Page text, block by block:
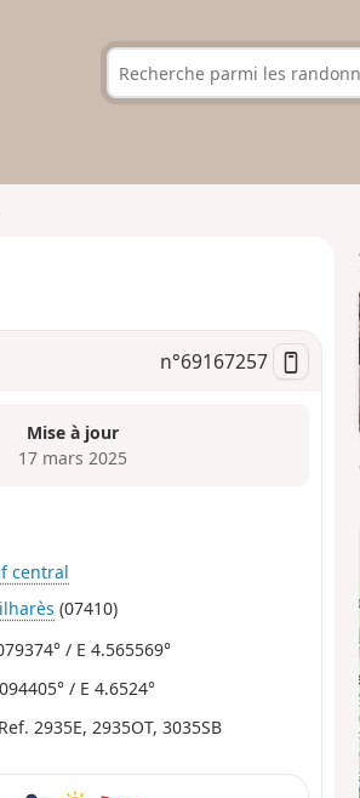
n°69167257
Mise à jour
17 mars 2025
central
(07410)
/ E 4.565569°
/ E 4.6524°
Ref. 2935E, 2935OT, 3035SB